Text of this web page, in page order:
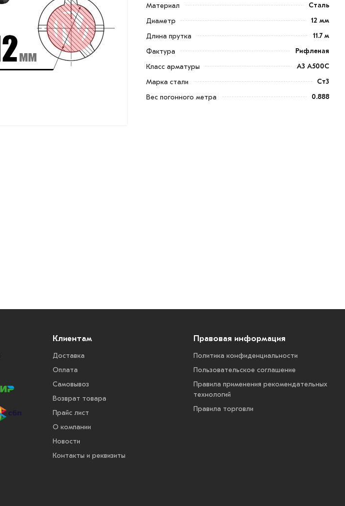
Материал
Сталь
Диаметр
12 мм
Длина прутка
11.7 м
Фактура
Рифленая
Класс арматуры
А3 А500С
Марка стали
Ст3
Вес погонного метра
0.888
Клиентам
Доставка
Оплата
Самовывоз
Возврат товара
Прайс лист
О компании
Новости
Контакты и реквизиты
Правовая информация
Политика конфиденциальности
Пользовательское соглашение
Правила применения рекомендательных
технологий
Правила торговли